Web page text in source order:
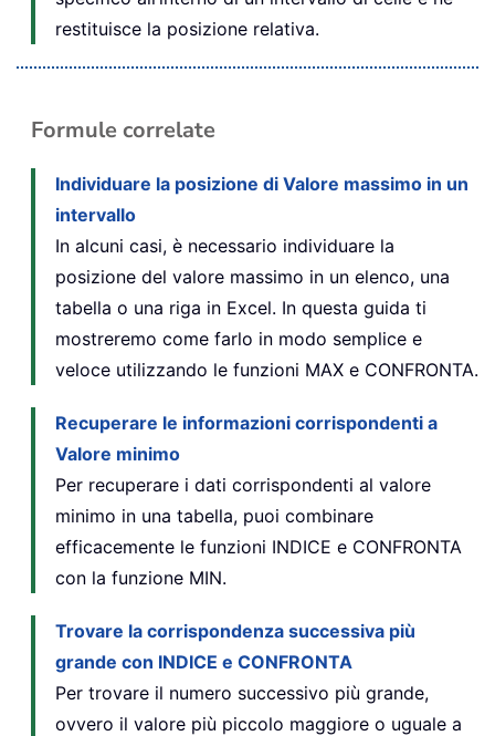
restituisce la posizione relativa.
Formule correlate
Individuare la posizione di Valore massimo in un
intervallo
In alcuni casi, è necessario individuare la
posizione del valore massimo in un elenco, una
tabella o una riga in Excel. In questa guida ti
mostreremo come farlo in modo semplice e
veloce utilizzando le funzioni MAX e CONFRONTA.
Recuperare le informazioni corrispondenti a
Valore minimo
Per recuperare i dati corrispondenti al valore
minimo in una tabella, puoi combinare
efficacemente le funzioni INDICE e CONFRONTA
con la funzione MIN.
Trovare la corrispondenza successiva più
grande con INDICE e CONFRONTA
Per trovare il numero successivo più grande,
ovvero il valore più piccolo maggiore o uguale a